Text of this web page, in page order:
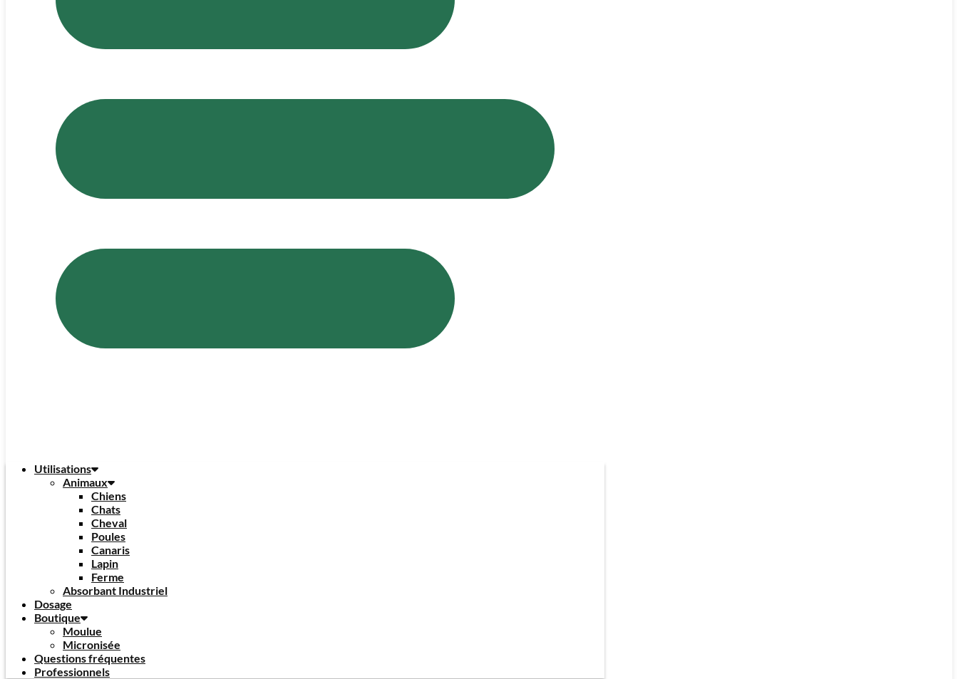
Utilisations
Animaux
Chiens
Chats
Cheval
Poules
Canaris
Lapin
Ferme
Absorbant Industriel
Dosage
Boutique
Moulue
Micronisée
Questions fréquentes
Professionnels